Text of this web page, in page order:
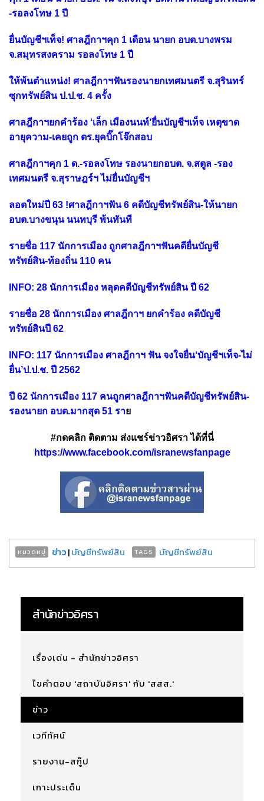
-รอลงโทษ 1 ปี
ยื่นบัญชีฯเท็จ! ศาลฎีกาฯคุก 1 เดือน นายก อบต.บางพรม
จ.สมุทรสงคราม รอลงโทษ 1 ปี
ให้พ้นตำแหน่ง! ศาลฎีกาฯฟันรองนายกเทศมนตรี จ.สุรินทร์
ซุกทรัพย์สิน ป.ป.ช. 4 ครั้ง
ศาลฎีกาฯยกคำร้อง ‘เล็ก เมืองนนท์’ยื่นบัญชีฯเท็จ เหตุขาด
อายุความ-เคยถูก ตร.ยุคบิ๊กโจ๊กสอบ
ศาลฎีกาฯคุก 1 ด.-รอลงโทษ รองนายกอบต. จ.สตูล -รอง
เทศมนตรี จ.สุราษฎร์ฯ ไม่ยื่นบัญชีฯ
ลอตใหม่ปี 63 !ศาลฎีกาฯฟัน 6 คดีบัญชีทรัพย์สิน-ให้นายก
อบต.บางขนุน นนทบุรี พ้นทันที
รายชื่อ 117 นักการเมือง ถูกศาลฎีกาฯฟันคดียื่นบัญชี
ทรัพย์สิน-ท้องถิ่น 110 คน
INFO: 28 นักการเมือง หลุดคดีบัญชีทรัพย์สิน ปี 62
รายชื่อ 28 นักการเมือง ศาลฎีกาฯ ยกคำร้อง คดีบัญชี
ทรัพย์สินปี 62
INFO: 117 นักการเมือง ศาลฎีกาฯ ฟัน จงใจยื่น‘บัญชีฯเท็จ-ไม่
ยื่น’ป.ป.ช. ปี 2562
ปี 62 นักการเมือง 117 คนถูกศาลฎีกาฯฟันคดีบัญชีทรัพย์สิน-
รองนายก อบต.มากสุด 51 ราย
#กดคลิก ติดตาม ส่งแชร์ข่าวอิศรา ได้ที่นี่
https://www.facebook.com/isranewsfanpage
หมวดหมู่ ข่าว|บัญชีทรัพย์สิน TAGS บัญชีทรัพย์สิน
สำนักข่าวอิศรา
เรื่องเด่น - สำนักข่าวอิศรา
ไขคำตอบ 'สถาบันอิศรา' กับ 'สสส.'
ข่าว
เวทีทัศน์
รายงาน-สกู๊ป
เกาะประเด็น